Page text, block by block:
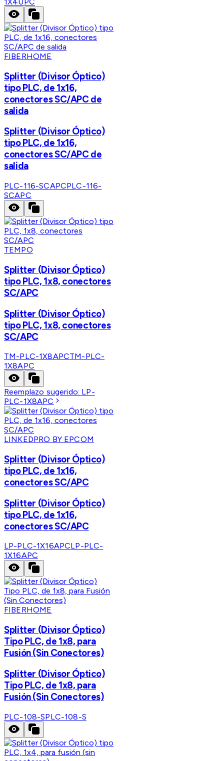
FIBERHOME
Splitter (Divisor Óptico)
tipo PLC, de 1x16,
conectores SC/APC de
salida
Splitter (Divisor Óptico)
tipo PLC, de 1x16,
conectores SC/APC de
salida
PLC-116-SCAPCPLC-116-
SCAPC
TEMPO
Splitter (Divisor Óptico)
tipo PLC, 1x8, conectores
SC/APC
Splitter (Divisor Óptico)
tipo PLC, 1x8, conectores
SC/APC
TM-PLC-1X8APCTM-PLC-
1X8APC
Reemplazo sugerido: LP-
PLC-1X8APC
LINKEDPRO BY EPCOM
Splitter (Divisor Óptico)
tipo PLC, de 1x16,
conectores SC/APC
Splitter (Divisor Óptico)
tipo PLC, de 1x16,
conectores SC/APC
LP-PLC-1X16APCLP-PLC-
1X16APC
FIBERHOME
Splitter (Divisor Óptico)
Tipo PLC, de 1x8, para
Fusión (Sin Conectores)
Splitter (Divisor Óptico)
Tipo PLC, de 1x8, para
Fusión (Sin Conectores)
PLC-108-SPLC-108-S